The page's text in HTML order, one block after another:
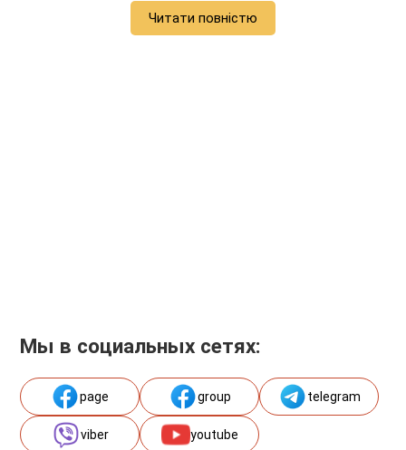
Читати повністю
Мы в социальных сетях:
page group telegram
viber youtube